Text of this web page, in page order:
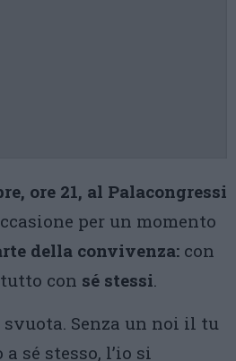
ore 21, al Palacongressi
per un momento
della convivenza: con
con sé stessi.
svuota. Senza un noi il tu
sé stesso, l’io si